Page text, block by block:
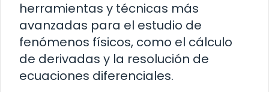
herramientas y técnicas más
avanzadas para el estudio de
fenómenos físicos, como el cálculo
de derivadas y la resolución de
ecuaciones diferenciales.